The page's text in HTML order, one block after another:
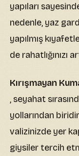
yapıları
nedenle, yaz
yapılmış
de rahatlığınızı
Kırışmayan
, seyahat
yollarından
valizinizde yer
giysiler tercih